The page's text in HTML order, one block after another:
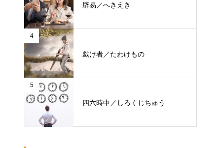
辟易／へきえき
4
戯け者／たわけもの
5
四六時中／しろくじちゅう